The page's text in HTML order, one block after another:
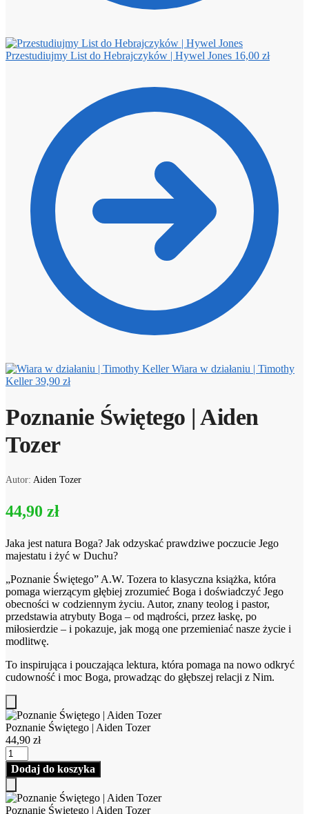
Przestudiujmy List do Hebrajczyków | Hywel Jones 16,00 zł
Wiara w działaniu | Timothy
Keller 39,90 zł
Poznanie Świętego | Aiden
Tozer
Autor: Aiden Tozer
44,90 zł
Jaka jest natura Boga? Jak odzyskać prawdziwe poczucie Jego
majestatu i żyć w Duchu?
„Poznanie Świętego” A.W. Tozera to klasyczna książka, która
pomaga wierzącym głębiej zrozumieć Boga i doświadczyć Jego
obecności w codziennym życiu. Autor, znany teolog i pastor,
przedstawia atrybuty Boga – od mądrości, przez łaskę, po
miłosierdzie – i pokazuje, jak mogą one przemieniać nasze życie i
modlitwę.
To inspirująca i pouczająca lektura, która pomaga na nowo odkryć
cudowność i moc Boga, prowadząc do głębszej relacji z Nim.
Dodaj
do
koszyka
Poznanie Świętego | Aiden Tozer
44,90 zł
ilość
Poznanie
Świętego
|
Aiden
Dodaj do koszyka
Dodaj
do
Poznanie Świętego | Aiden Tozer